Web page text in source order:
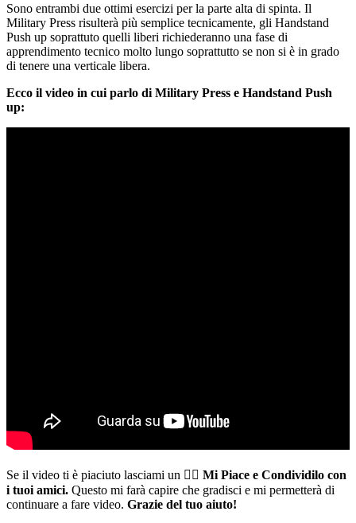
Sono entrambi due ottimi esercizi per la parte alta di spinta. Il
Military Press risulterà più semplice tecnicamente, gli Handstand
Push up soprattuto quelli liberi richiederanno una fase di
apprendimento tecnico molto lungo soprattutto se non si è in grado
di tenere una verticale libera.
Ecco il video in cui parlo di Military Press e Handstand Push
up:
Se il video ti è piaciuto lasciami un 👍🏻 Mi Piace e Condividilo con
i tuoi amici. Questo mi farà capire che gradisci e mi permetterà di
continuare a fare video. Grazie del tuo aiuto!